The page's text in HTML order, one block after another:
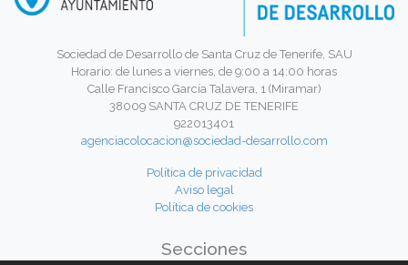
Sociedad de Desarrollo de Santa Cruz de Tenerife, SAU
Horario: de lunes a viernes, de 9:00 a 14:00 horas
Calle Francisco García Talavera, 1 (Miramar)
38009 SANTA CRUZ DE TENERIFE
922013401
agenciacolocacion@sociedad-desarrollo.com
Política de privacidad
Aviso legal
Política de cookies
Secciones